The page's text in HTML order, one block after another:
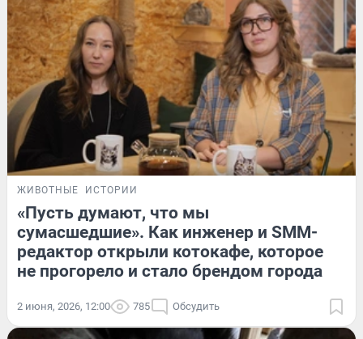
ЖИВОТНЫЕ ИСТОРИИ
«Пусть думают, что мы
сумасшедшие». Как инженер и SMM-
редактор открыли котокафе, которое
не прогорело и стало брендом города
2 июня, 2026, 12:00 785 Обсудить